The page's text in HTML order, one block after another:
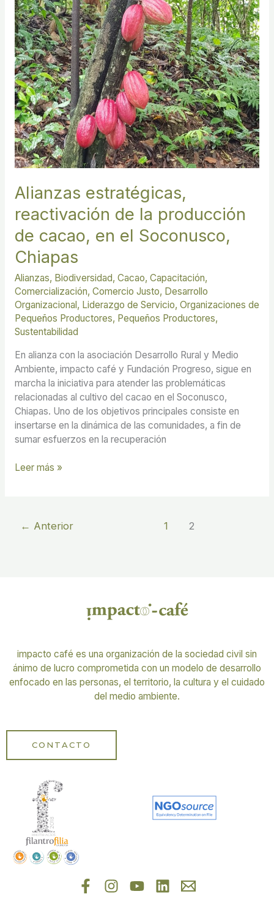
Alianzas estratégicas,
reactivación de la producción
de cacao, en el Soconusco,
Chiapas
Alianzas, Biodiversidad, Cacao, Capacitación,
Comercialización, Comercio Justo, Desarrollo
Organizacional, Liderazgo de Servicio, Organizaciones de
Pequeños Productores, Pequeños Productores,
Sustentabilidad
En alianza con la asociación Desarrollo Rural y Medio
Ambiente, impacto café y Fundación Progreso, sigue en
marcha la iniciativa para atender las problemáticas
relacionadas al cultivo del cacao en el Soconusco,
Chiapas. Uno de los objetivos principales consiste en
insertarse en la dinámica de las comunidades, a fin de
sumar esfuerzos en la recuperación
de
cacao,
en
el
Soconusco,
Chiapas
Leer más »
← Anterior 1 2
impacto café es una organización de la sociedad civil sin
ánimo de lucro comprometida con un modelo de desarrollo
enfocado en las personas, el territorio, la cultura y el cuidado
del medio ambiente.
CONTACTO